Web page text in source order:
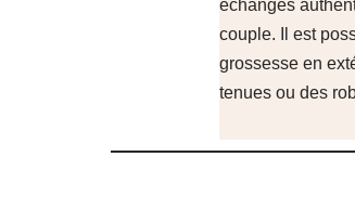
échanges
couple. Il est
grossesse en
tenues ou des